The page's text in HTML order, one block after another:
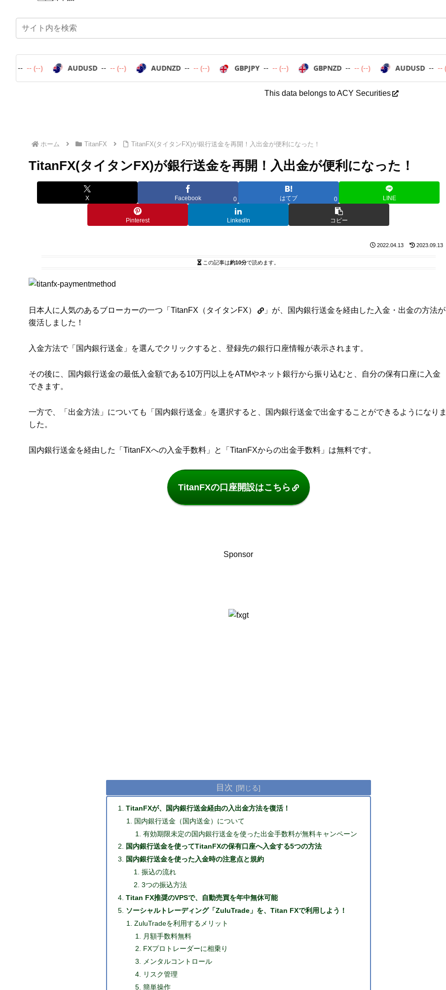
This data belongs to ACY Securities
ホーム TitanFX TitanFX(タイタンFX)が銀行送金を再開！入出金が便利になった！
TitanFX(タイタンFX)が銀行送金を再開！入出金が便利になった！
X Facebook 0 はてブ 0 LINE
Pinterest LinkedIn コピー
2022.04.13 2023.09.13
この記事は約10分で読めます。
日本人に人気のあるブローカーの一つ「 TitanFX（タイタンFX）
」が、国内銀行送金を経由した入金・出金の方法が
復活しました！
入金方法で「国内銀行送金」を選んでクリックすると、登録先の銀行口座情報が表示されます。
その後に、国内銀行送金の最低入金額である10万円以上をATMやネット銀行から振り込むと、自分の保有口座に入金
できます。
一方で、「出金方法」についても「国内銀行送金」を選択すると、国内銀行送金で出金することができるようになりま
した。
国内銀行送金を経由した「TitanFXへの入金手数料」と「TitanFXからの出金手数料」は無料です。
TitanFXの口座開設はこちら
Sponsor
目次
TitanFXが、国内銀行送金経由の入出金方法を復活！
国内銀行送金（国内送金）について
有効期限未定の国内銀行送金を使った出金手数料が無料キャンペーン
国内銀行送金を使ってTitanFXの保有口座へ入金する5つの方法
国内銀行送金を使った入金時の注意点と規約
振込の流れ
3つの振込方法
Titan FX推奨のVPSで、自動売買を年中無休可能
ソーシャルトレーディング「ZuluTrade」を、Titan FXで利用しよう！
ZuluTradeを利用するメリット
月額手数料無料
FXプロトレーダーに相乗り
メンタルコントロール
リスク管理
簡単操作